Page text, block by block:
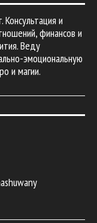
Консультация и
финансов и
Веду
эмоциональную
и магии.